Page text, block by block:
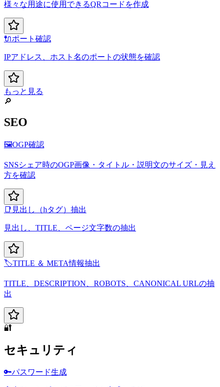
様々な用途に使用できるQRコードを作成
🔌ポート確認
IPアドレス、ホスト名のポートの状態を確認
もっと見る
🔎
SEO
🖼️OGP確認
SNSシェア時のOGP画像・タイトル・説明文のサイズ・見え
方を確認
📑 見出し（hタグ）抽出
見出し、TITLE、ページ文字数の抽出
🏷️TITLE ＆ META情報抽出
TITLE、DESCRIPTION、ROBOTS、CANONICAL URLの抽
出
🔐
セキュリティ
🔑パスワード生成